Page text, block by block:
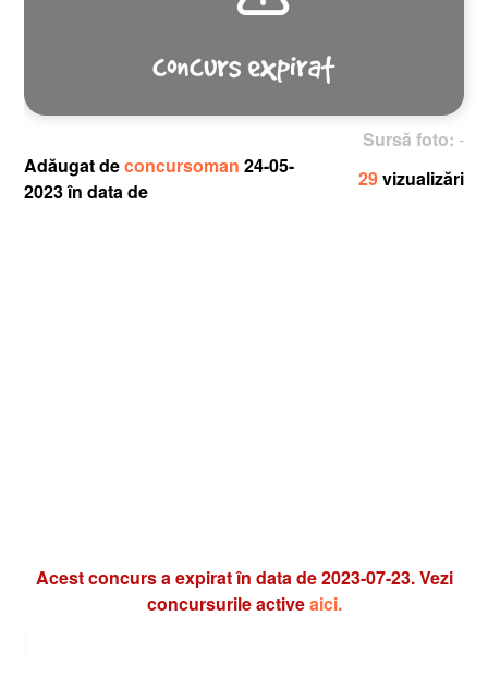
Sursă foto:-
Adăugat deconcursoman24-05-
2023 în data de
vizualizări
Acest concurs a expirat în data de 2023-07-23. Vezi
concursurile activeaici.